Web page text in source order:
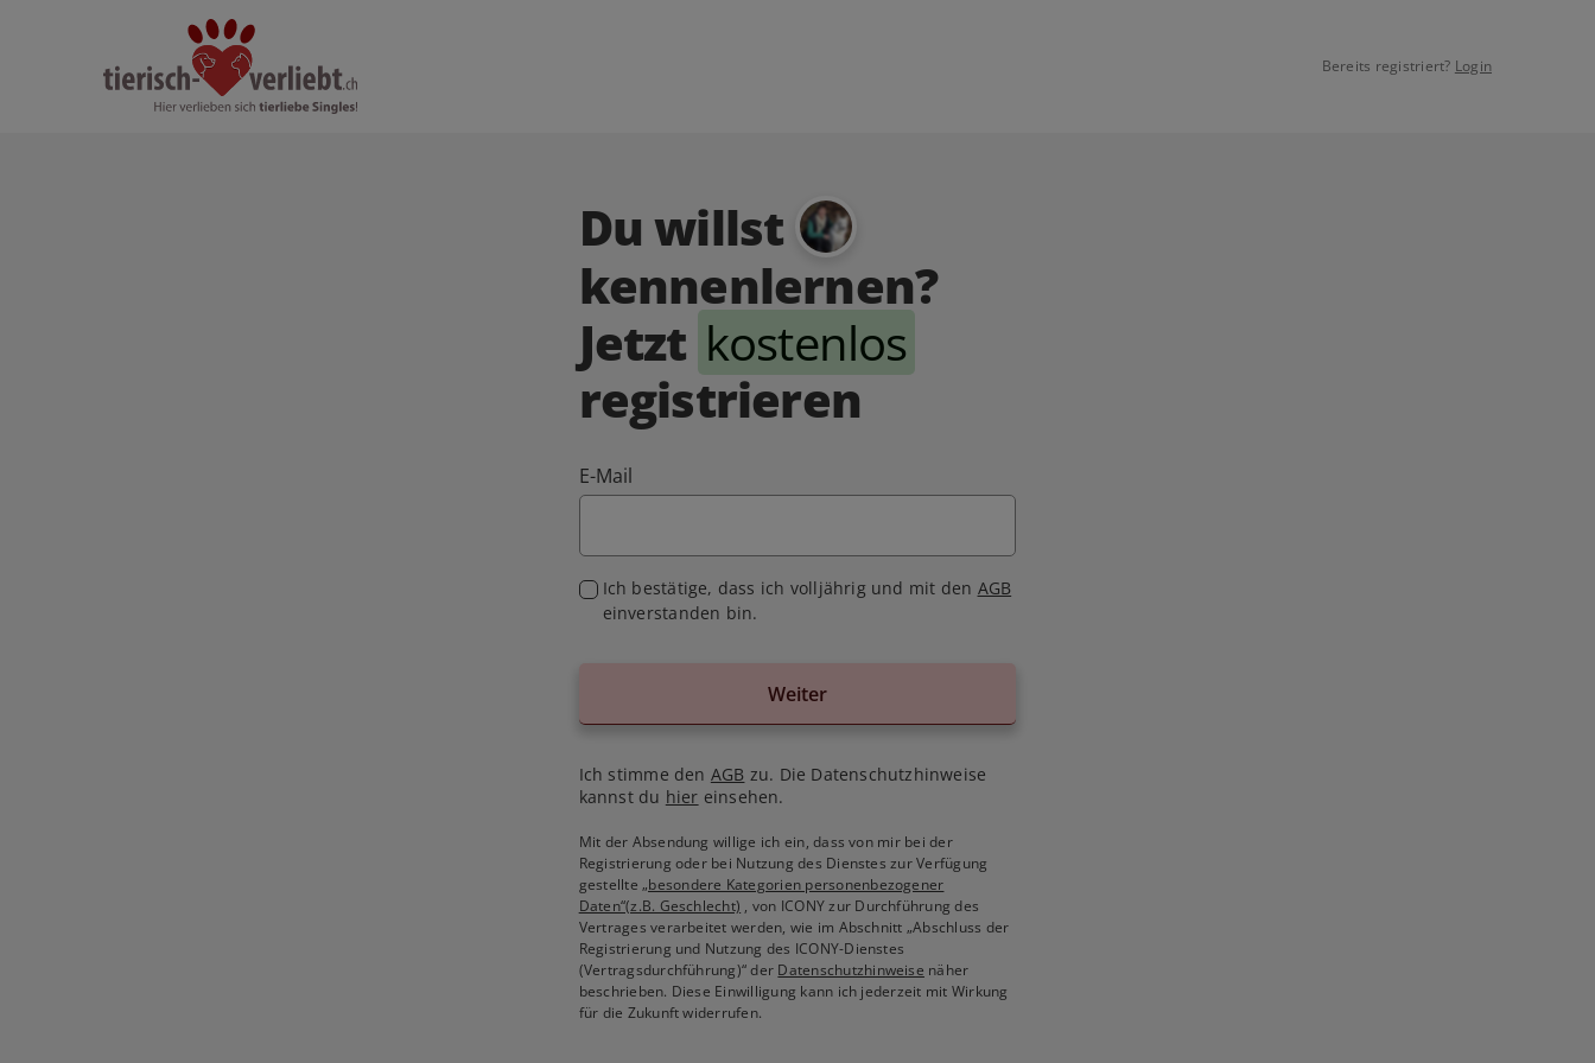
Bereits registriert? Login
Du willst
kennenlernen?
Jetzt kostenlos
registrieren
E-Mail
Ich bestätige, dass ich volljährig und mit den AGB
einverstanden bin.
Weiter
Ich stimme den AGB zu. Die Datenschutzhinweise
kannst du hier einsehen.
Mit der Absendung willige ich ein, dass von mir bei der
Registrierung oder bei Nutzung des Dienstes zur Verfügung
gestellte„besondere Kategorien personenbezogener
Daten“(z.B. Geschlecht) , von ICONY zur Durchführung des
Vertrages verarbeitet werden, wie im Abschnitt „Abschluss der
Registrierung und Nutzung des ICONY-Dienstes
(Vertragsdurchführung)“ der Datenschutzhinweise näher
beschrieben. Diese Einwilligung kann ich jederzeit mit Wirkung
für die Zukunft widerrufen.